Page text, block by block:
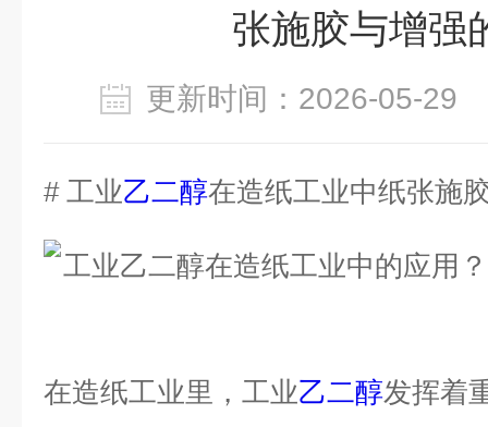
张施胶与增强
更新时间：2026-05-
# 工业乙二醇在造纸工业中纸张施
在造纸工业里，工业乙二醇发挥着